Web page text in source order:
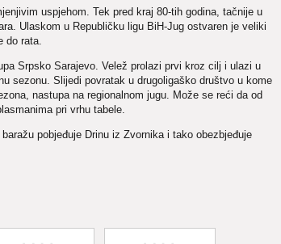
uspjehom. Tek pred kraj 80-tih godina, tačnije u
Ulaskom u Republičku ligu BiH-Jug ostvaren je veliki
do rata.
Srpsko Sarajevo. Velež prolazi prvi kroz cilj i ulazi u
sezonu. Slijedi povratak u drugoligaško društvo u kome
nastupa na regionalnom jugu. Može se reći da od
pri vrhu tabele.
pobjeđuje Drinu iz Zvornika i tako obezbjeđuje